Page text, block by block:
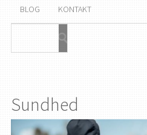
BLOG KONTAKT
Sundhed